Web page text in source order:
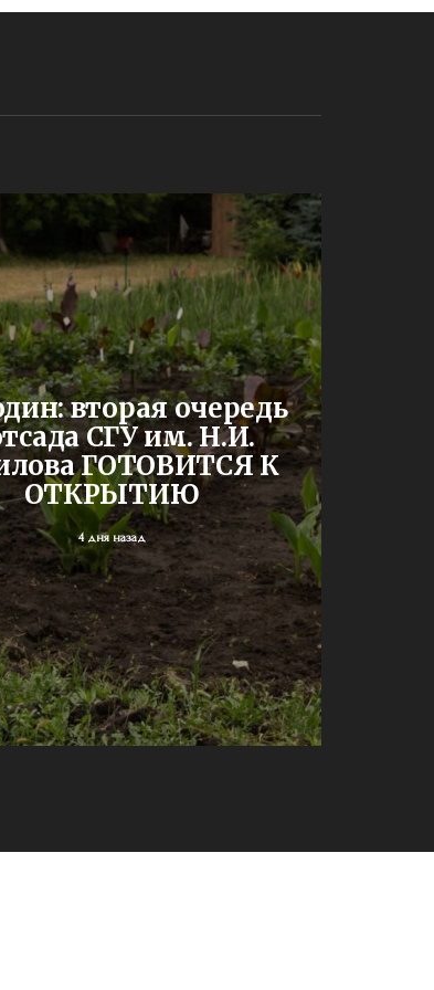
вторая очередь
СГУ им. Н.И.
ГОТОВИТСЯ К
ОТКРЫТИЮ
4 дня назад